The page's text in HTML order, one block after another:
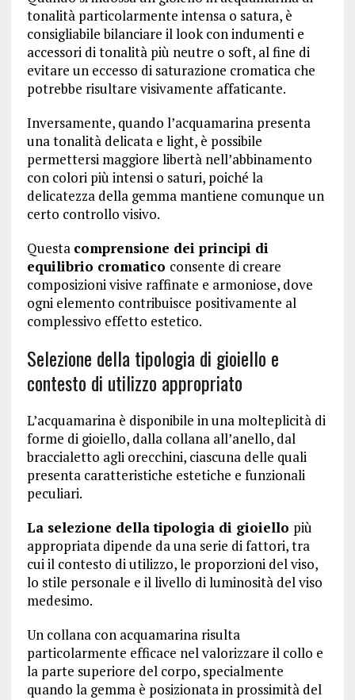
tonalità particolarmente intensa o satura, è
consigliabile bilanciare il look con indumenti e
accessori di tonalità più neutre o soft, al fine di
evitare un eccesso di saturazione cromatica che
potrebbe risultare visivamente affaticante.
Inversamente, quando l’acquamarina presenta
una tonalità delicata e light, è possibile
permettersi maggiore libertà nell’abbinamento
con colori più intensi o saturi, poiché la
delicatezza della gemma mantiene comunque un
certo controllo visivo.
Questa comprensione dei principi di
equilibrio cromatico consente di creare
composizioni visive raffinate e armoniose, dove
ogni elemento contribuisce positivamente al
complessivo effetto estetico.
Selezione della tipologia di gioiello e
contesto di utilizzo appropriato
L’acquamarina è disponibile in una molteplicità di
forme di gioiello, dalla collana all’anello, dal
braccialetto agli orecchini, ciascuna delle quali
presenta caratteristiche estetiche e funzionali
peculiari.
La selezione della tipologia di gioiello più
appropriata dipende da una serie di fattori, tra
cui il contesto di utilizzo, le proporzioni del viso,
lo stile personale e il livello di luminosità del viso
medesimo.
Un collana con acquamarina risulta
particolarmente efficace nel valorizzare il collo e
la parte superiore del corpo, specialmente
quando la gemma è posizionata in prossimità del